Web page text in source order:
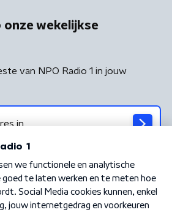
onze wekelijkse
van NPO Radio 1 in jouw